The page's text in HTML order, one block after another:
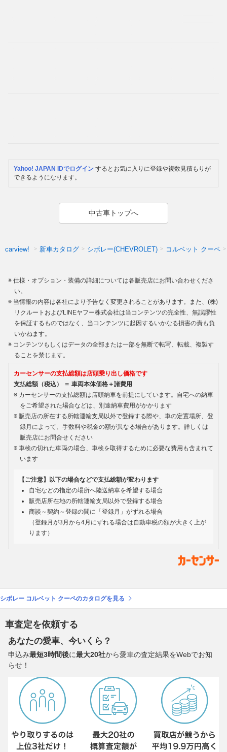
Yahoo! JAPAN IDでログイン するとお気に入りに登録や複数見積もりが
できるようになります。
中古車トップへ
carview! 新車カタログ シボレー(CHEVROLET) コルベット クーペ
仕様・オプション・装備の詳細については各販売店にお問い合わせくださ
い。
当情報の内容は各社により予告なく変更されることがあります。また、(株)
リクルートおよびLINEヤフー株式会社は当コンテンツの完全性、無誤謬性
を保証するものではなく、当コンテンツに起因するいかなる損害の責も負
いかねます。
コンテンツもしくはデータの全部または一部を無断で転写、転載、複製す
ることを禁じます。
カーセンサーの支払総額は店頭乗り出し価格です
支払総額（税込） ＝ 車両本体価格＋諸費用
カーセンサーの支払総額は店頭納車を前提にしています。自宅への納車
をご希望された場合などは、別途納車費用がかかります
販売店の所在する所轄運輸支局以外で登録する際や、車の定置場所、登
録月によって、手数料や税金の額が異なる場合があります。詳しくは
販売店にお問合せください
車検の切れた車両の場合、車検を取得するために必要な費用も含まれて
います
【ご注意】以下の場合などで支払総額が変わります
自宅などの指定の場所へ陸送納車を希望する場合
販売店所在地の所轄運輸支局以外で登録する場合
商談～契約～登録の間に「登録月」がずれる場合
（登録月が3月から4月にずれる場合は自動車税の額が大きく上が
ります）
シボレー コルベット クーペのカタログを見る
車査定を依頼する
あなたの愛車、今いくら？
申込み最短3時間後に最大20社から愛車の査定結果をWebでお知
らせ！